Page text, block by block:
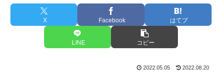
X Facebook はてブ
LINE コピー
2022.05.05 2022.08.20